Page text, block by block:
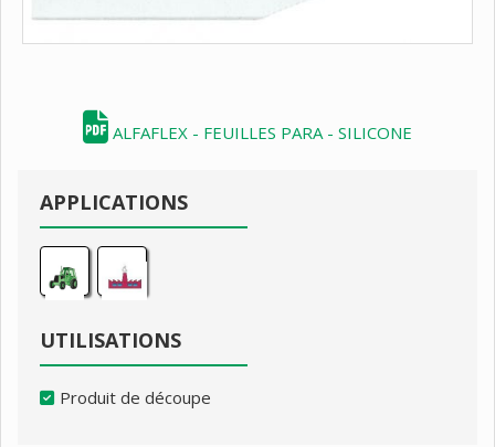
ALFAFLEX - FEUILLES PARA - SILICONE
APPLICATIONS
UTILISATIONS
Produit de découpe